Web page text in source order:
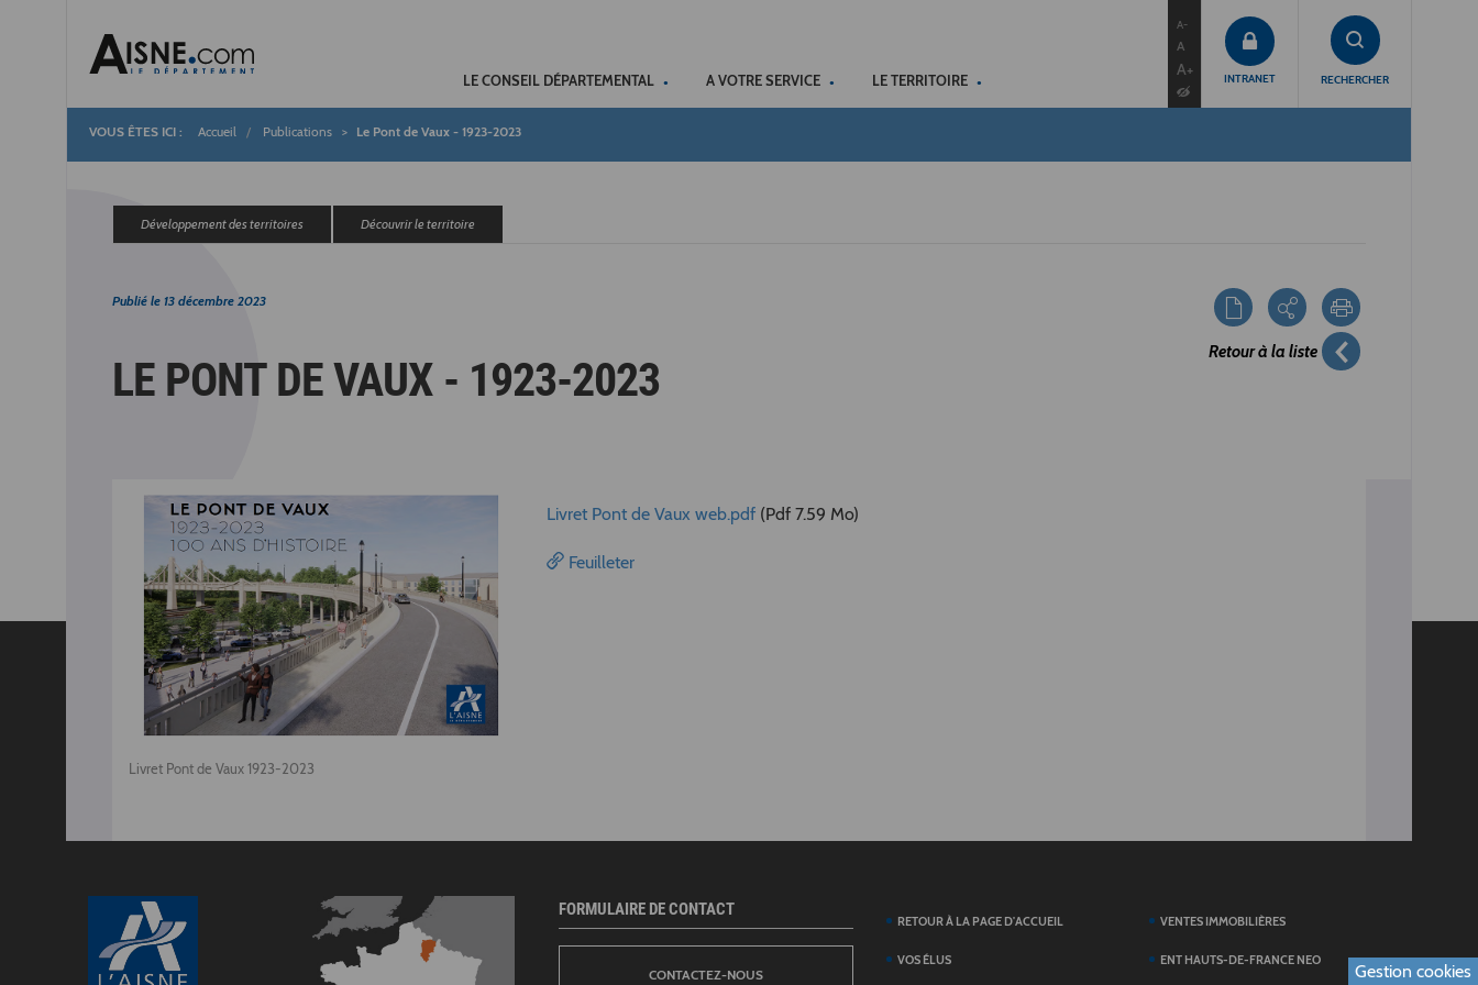
LE CONSEIL DÉPARTEMENTAL A VOTRE SERVICE LE TERRITOIRE
A-
A
A+ INTRANET RECHERCHER
Fil
d'Ariane
Accueil Publications Le Pont de Vaux - 1923-2023
Développement des territoires Découvrir le territoire
Retour à la liste
Publié le 13 décembre 2023
LE PONT DE VAUX - 1923-2023
Livret Pont de Vaux 1923-2023
Livret Pont de Vaux web.pdf (Pdf 7.59 Mo)
Feuilleter
FORMULAIRE DE CONTACT
CONTACTEZ-NOUS
RETOUR À LA PAGE D'ACCUEIL
VOS ÉLUS
VENTES IMMOBILIÈRES
ENT HAUTS-DE-FRANCE NEO
Gestion cookies